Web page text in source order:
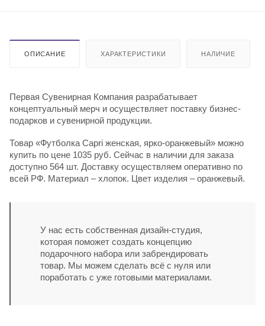
ОПИСАНИЕ ХАРАКТЕРИСТИКИ НАЛИЧИЕ
Первая Сувенирная Компания разрабатывает
концептуальный мерч и осуществляет поставку бизнес-
подарков и сувенирной продукции.
Товар «Футболка Capri женская, ярко-оранжевый» можно
купить по цене 1035 руб. Сейчас в наличии для заказа
доступно 564 шт. Доставку осуществляем оперативно по
всей РФ. Материал – хлопок. Цвет изделия – оранжевый.
У нас есть собственная дизайн-студия,
которая поможет создать концепцию
подарочного набора или забрендировать
товар. Мы можем сделать всё с нуля или
поработать с уже готовыми материалами.